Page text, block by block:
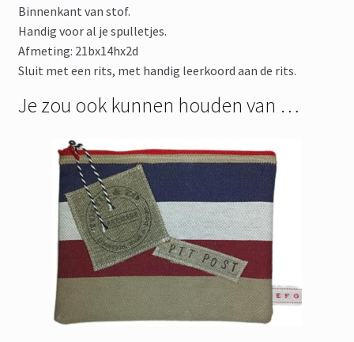
Binnenkant van stof.
Handig voor al je spulletjes.
Afmeting: 21bx14hx2d
Sluit met een rits, met handig leerkoord aan de rits.
Je zou ook kunnen houden van …